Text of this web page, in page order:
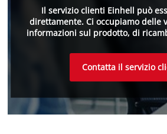
Il servizio clienti Einhell può
direttamente. Ci occupiamo delle
informazioni sul prodotto, di
Contatta il servizio